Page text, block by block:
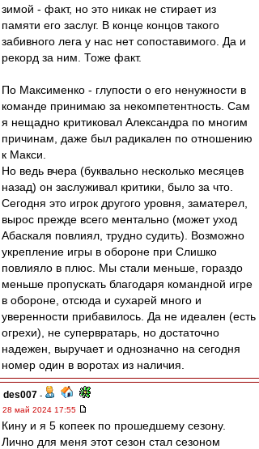
зимой - факт, но это никак не стирает из
памяти его заслуг. В конце концов такого
забивного лега у нас нет сопоставимого. Да и
рекорд за ним. Тоже факт.
По Максименко - глупости о его ненужности в
команде принимаю за некомпетентность. Сам
я нещадно критиковал Александра по многим
причинам, даже был радикален по отношению
к Макси.
Но ведь вчера (буквально несколько месяцев
назад) он заслуживал критики, было за что.
Сегодня это игрок другого уровня, заматерел,
вырос прежде всего ментально (может уход
Абаскаля повлиял, трудно судить). Возможно
укрепление игры в обороне при Слишко
повлияло в плюс. Мы стали меньше, гораздо
меньше пропускать благодаря командной игре
в обороне, отсюда и сухарей много и
уверенности прибавилось. Да не идеален (есть
огрехи), не супервратарь, но достаточно
надежен, выручает и однозначно на сегодня
номер один в воротах из наличия.
des007 -
28 май 2024 17:55
Кину и я 5 копеек по прошедшему сезону.
Лично для меня этот сезон стал сезоном